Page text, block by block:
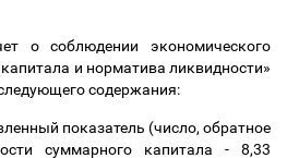
о соблюдении экономического
и норматива ликвидности»
содержания:
показатель (число, обратное
суммарного капитала - 8,33